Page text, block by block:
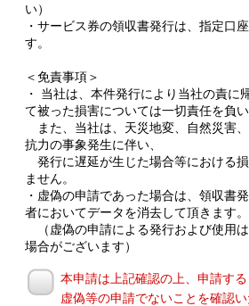
い）
・サービス券の領収書発行は、指定口
す。
＜免責事項＞
・ 当社は、本件発行により当社の責に
て被った損害については一切責任を負い
また、当社は、天災地変、自然災害
抗力の事象発生に伴い、
発行に遅延が生じた場合等における
ません。
・虚偽の申請であった場合は、領収書
者においてデータを消去して頂きます。
（虚偽の申請による発行および使用
場合がございます）
本申請は上記確認の上、申請する
虚偽等の申請でないことを確認い